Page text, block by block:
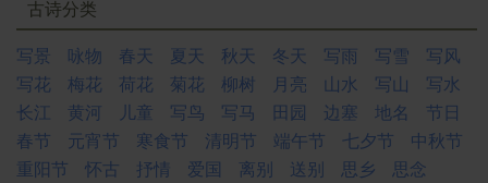
古诗分类
写景
咏物 春天 夏天 秋天 冬天 写雨 写雪
写风
写花
梅花 荷花 菊花 柳树 月亮 山水 写山
写水
长江
黄河 儿童 写鸟 写马 田园 边塞 地名
节日
春节
元宵节 寒食节 清明节 端午节 七夕节
中秋节
重阳节
怀古 抒情 爱国 离别 送别 思乡
思念